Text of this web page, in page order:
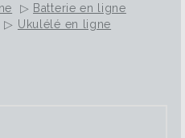
▷ Batterie en ligne
▷ Ukulélé en ligne